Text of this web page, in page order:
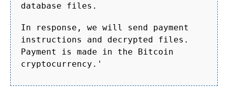
database files.
In response, we will send payment
instructions and decrypted files.
Payment is made in the Bitcoin
cryptocurrency.'